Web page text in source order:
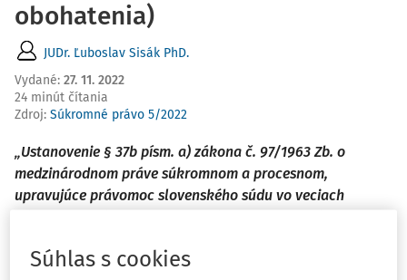
obohatenia)
JUDr. Ľuboslav Sisák PhD.
Vydané: 27. 11. 2022
24 minút čítania
Zdroj: Súkromné právo 5/2022
„Ustanovenie § 37b písm. a) zákona č. 97/1963 Zb. o
medzinárodnom práve súkromnom a procesnom,
upravujúce právomoc slovenského súdu vo veciach
aplikovať ho aj na nároky vyplývajúce z bezdôvodného
Súhlas s cookies